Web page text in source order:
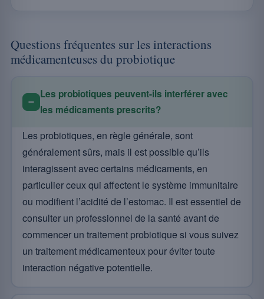
Questions fréquentes sur les interactions
médicamenteuses du probiotique
Les probiotiques peuvent-ils interférer avec
les médicaments prescrits?
Les probiotiques, en règle générale, sont
généralement sûrs, mais il est possible qu’ils
interagissent avec certains médicaments, en
particulier ceux qui affectent le système immunitaire
ou modifient l’acidité de l’estomac. Il est essentiel de
consulter un professionnel de la santé avant de
commencer un traitement probiotique si vous suivez
un traitement médicamenteux pour éviter toute
interaction négative potentielle.